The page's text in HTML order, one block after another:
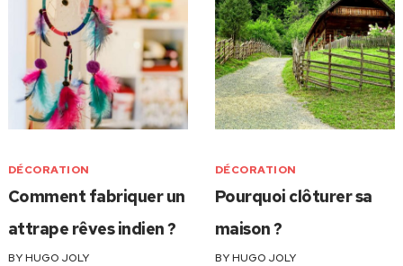
DÉCORATION
Comment fabriquer un
attrape rêves indien ?
BYHUGO JOLY
DÉCORATION
Pourquoi clôturer sa
maison ?
BYHUGO JOLY